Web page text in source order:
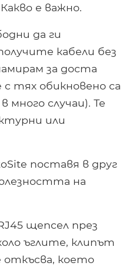
е важно.
да ги
кабели без
за доста
тях обикновено са
много случаи). Те
или
поставя в друг
на
щепсел през
ъглите, клипът
откъсва, което